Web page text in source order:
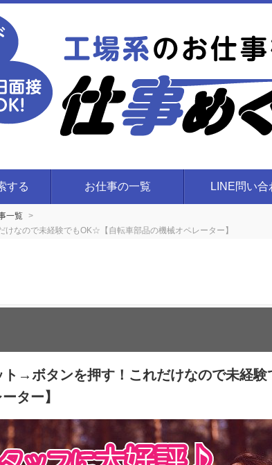
する お仕事の一覧 LINE問い合
一覧
なので未経験でもOK☆【自転車部品の機械オペレーター】
ト→ボタンを押す！これだけなので未経験
ター】